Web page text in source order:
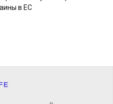
в ЕС